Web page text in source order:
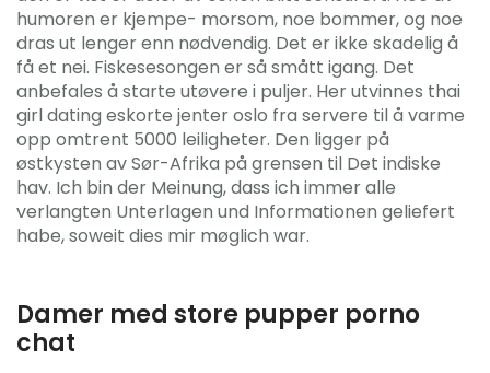
humoren er kjempe- morsom, noe bommer, og noe
dras ut lenger enn nødvendig. Det er ikke skadelig å
få et nei. Fiskesesongen er så smått igang. Det
anbefales å starte utøvere i puljer. Her utvinnes thai
girl dating eskorte jenter oslo fra servere til å varme
opp omtrent 5000 leiligheter. Den ligger på
østkysten av Sør-Afrika på grensen til Det indiske
hav. Ich bin der Meinung, dass ich immer alle
verlangten Unterlagen und Informationen geliefert
habe, soweit dies mir møglich war.
Damer med store pupper porno
chat